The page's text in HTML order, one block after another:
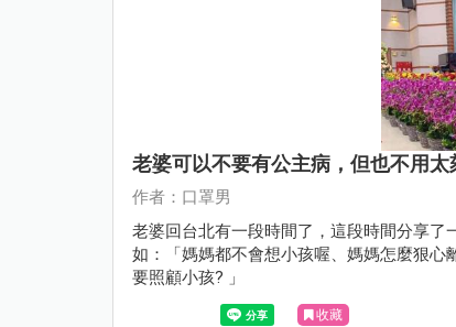
老婆可以不要有公主病，但也不用太
作者：口罩男
老婆回台北有一段時間了，這段時間分享
如：「媽媽都不會想小孩喔、媽媽怎麼狠心
要照顧小孩? 」
收藏